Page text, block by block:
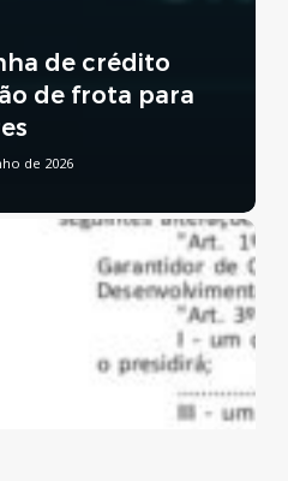
de crédito
de frota para
de 2026